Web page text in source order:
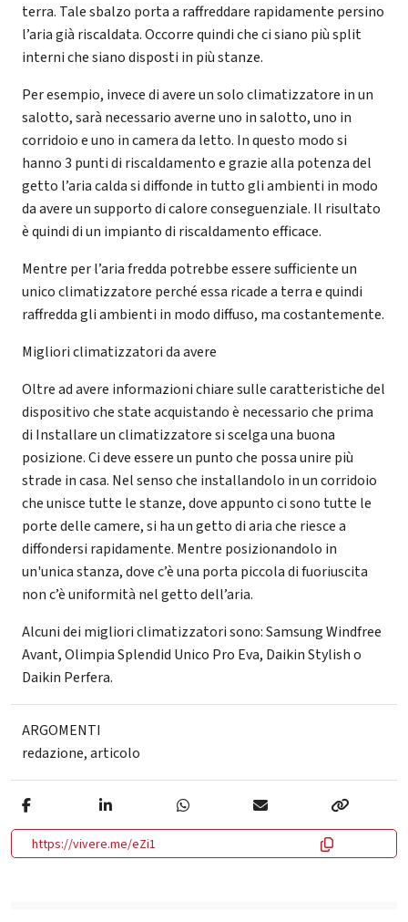
terra. Tale sbalzo porta a raffreddare rapidamente persino
l’aria già riscaldata. Occorre quindi che ci siano più split
interni che siano disposti in più stanze.
Per esempio, invece di avere un solo climatizzatore in un
salotto, sarà necessario averne uno in salotto, uno in
corridoio e uno in camera da letto. In questo modo si
hanno 3 punti di riscaldamento e grazie alla potenza del
getto l’aria calda si diffonde in tutto gli ambienti in modo
da avere un supporto di calore conseguenziale. Il risultato
è quindi di un impianto di riscaldamento efficace.
Mentre per l’aria fredda potrebbe essere sufficiente un
unico climatizzatore perché essa ricade a terra e quindi
raffredda gli ambienti in modo diffuso, ma costantemente.
Migliori climatizzatori da avere
Oltre ad avere informazioni chiare sulle caratteristiche del
dispositivo che state acquistando è necessario che prima
di Installare un climatizzatore si scelga una buona
posizione. Ci deve essere un punto che possa unire più
strade in casa. Nel senso che installandolo in un corridoio
che unisce tutte le stanze, dove appunto ci sono tutte le
porte delle camere, si ha un getto di aria che riesce a
diffondersi rapidamente. Mentre posizionandolo in
un'unica stanza, dove c’è una porta piccola di fuoriuscita
non c’è uniformità nel getto dell’aria.
Alcuni dei migliori climatizzatori sono: Samsung Windfree
Avant, Olimpia Splendid Unico Pro Eva, Daikin Stylish o
Daikin Perfera.
ARGOMENTI
redazione,articolo
https://vivere.me/eZi1